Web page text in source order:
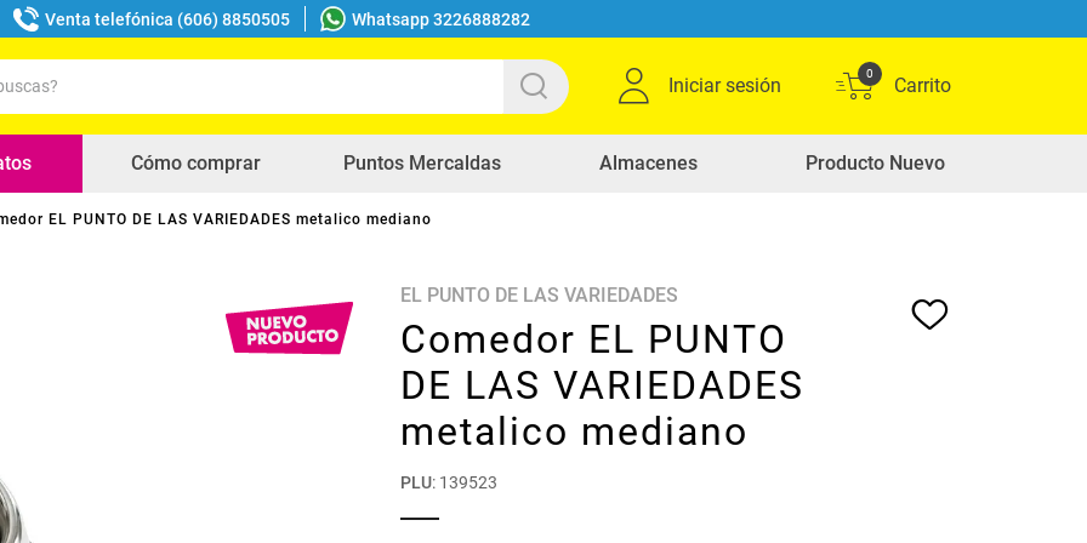
Venta telefónica (606) 8850505 Whatsapp 3226888282
Iniciar sesión
0
Cómo comprar Puntos Mercaldas Almacenes Producto Nuevo
EL PUNTO DE LAS VARIEDADES metalico mediano
EL PUNTO DE LAS VARIEDADES
Comedor EL PUNTO
DE LAS VARIEDADES
metalico mediano
PLU: 139523
buscados